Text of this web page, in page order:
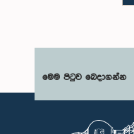
මෙම පිටුව බෙදාගන්න